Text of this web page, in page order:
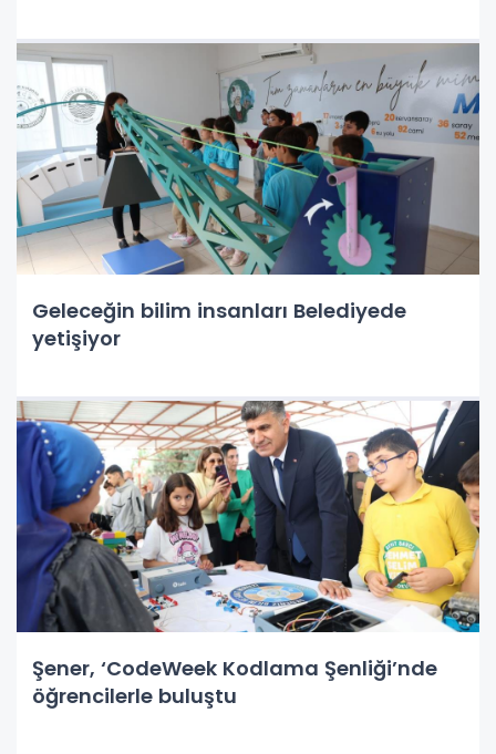
Geleceğin bilim insanları Belediyede
yetişiyor
Şener, ‘CodeWeek Kodlama Şenliği’nde
öğrencilerle buluştu